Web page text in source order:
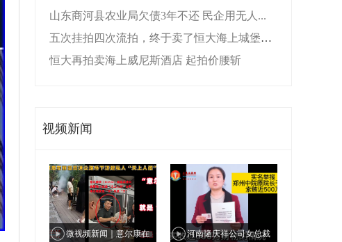
山东商河县农业局欠债3年不还 民企用无人...
五次挂拍四次流拍，终于卖了恒大海上城堡酒...
恒大再拍卖海上威尼斯酒店 起拍价腰斩
视频新闻
微视频新闻｜意尔康在 河南隆庆祥公司女总裁